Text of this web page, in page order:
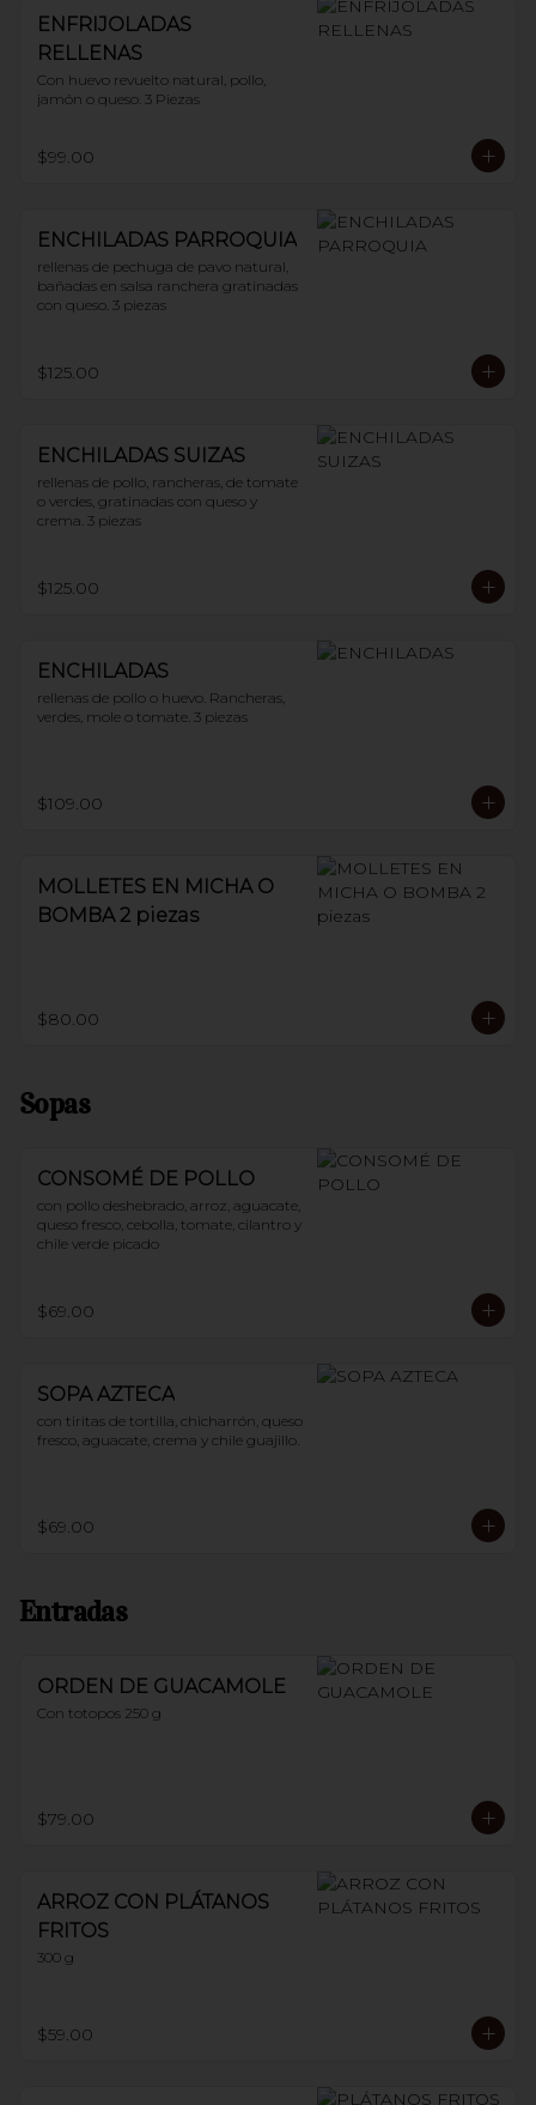
ENFRIJOLADAS
RELLENAS
Con huevo revuelto natural, pollo,
jamón o queso. 3 Piezas
$99.00
ENCHILADAS PARROQUIA
rellenas de pechuga de pavo natural,
bañadas en salsa ranchera gratinadas
con queso. 3 piezas
$125.00
ENCHILADAS SUIZAS
rellenas de pollo, rancheras, de tomate
o verdes, gratinadas con queso y
crema. 3 piezas
$125.00
ENCHILADAS
rellenas de pollo o huevo. Rancheras,
verdes, mole o tomate. 3 piezas
$109.00
MOLLETES EN MICHA O
BOMBA 2 piezas
$80.00
Sopas
CONSOMÉ DE POLLO
con pollo deshebrado, arroz, aguacate,
queso fresco, cebolla, tomate, cilantro y
chile verde picado
$69.00
SOPA AZTECA
con tiritas de tortilla, chicharrón, queso
fresco, aguacate, crema y chile guajillo.
$69.00
Entradas
ORDEN DE GUACAMOLE
Con totopos 250 g
$79.00
ARROZ CON PLÁTANOS
FRITOS
300 g
$59.00